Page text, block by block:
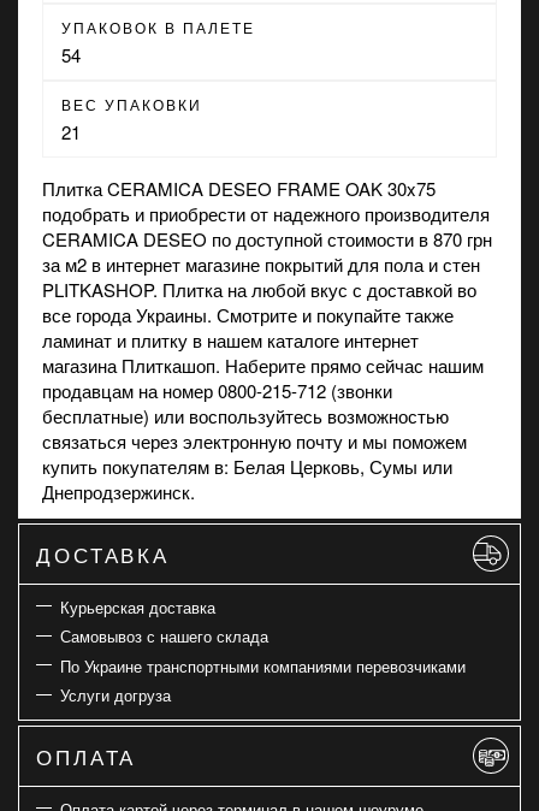
УПАКОВОК В ПАЛЕТЕ
54
ВЕС УПАКОВКИ
21
Плитка CERAMICA DESEO FRAME OAK 30x75
подобрать и приобрести от надежного производителя
CERAMICA DESEO по доступной стоимости в 870 грн
за м2 в интернет магазине покрытий для пола и стен
PLITKASHOP. Плитка на любой вкус с доставкой во
все города Украины. Смотрите и покупайте также
ламинат и плитку в нашем каталоге интернет
магазина Плиткашоп. Наберите прямо сейчас нашим
продавцам на номер 0800-215-712 (звонки
бесплатные) или воспользуйтесь возможностью
связаться через электронную почту и мы поможем
купить покупателям в: Белая Церковь, Сумы или
Днепродзержинск.
ДОСТАВКА
Курьерская доставка
Самовывоз с нашего склада
По Украине транспортными компаниями перевозчиками
Услуги догруза
ОПЛАТА